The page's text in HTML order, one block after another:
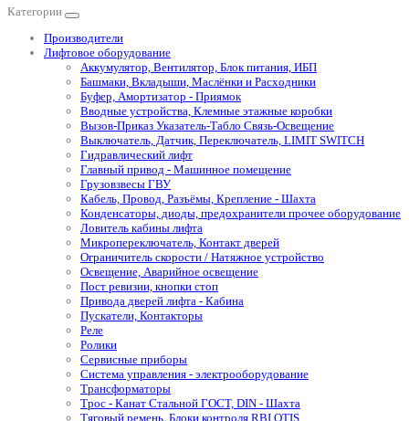
Категории
Производители
Лифтовое оборудование
Аккумулятор, Вентилятор, Блок питания, ИБП
Башмаки, Вкладыши, Маслёнки и Расходники
Буфер, Амортизатор - Приямок
Вводные устройства, Клемные этажные коробки
Вызов-Приказ Указатель-Табло Связь-Освещение
Выключатель, Датчик, Переключатель, LIMIT SWITCH
Гидравлический лифт
Главный привод - Машинное помещение
Грузовзвесы ГВУ
Кабель, Провод, Разъёмы, Крепление - Шахта
Конденсаторы, диоды, предохранители прочее оборудование
Ловитель кабины лифта
Микропереключатель, Контакт дверей
Ограничитель скорости / Натяжное устройство
Освещение, Аварийное освещение
Пост ревизии, кнопки стоп
Привода дверей лифта - Кабина
Пускатели, Контакторы
Реле
Ролики
Сервисные приборы
Система управления - электрооборудование
Трансформаторы
Трос - Канат Стальной ГОСТ, DIN - Шахта
Тяговый ремень, Блоки контроля RBI OTIS